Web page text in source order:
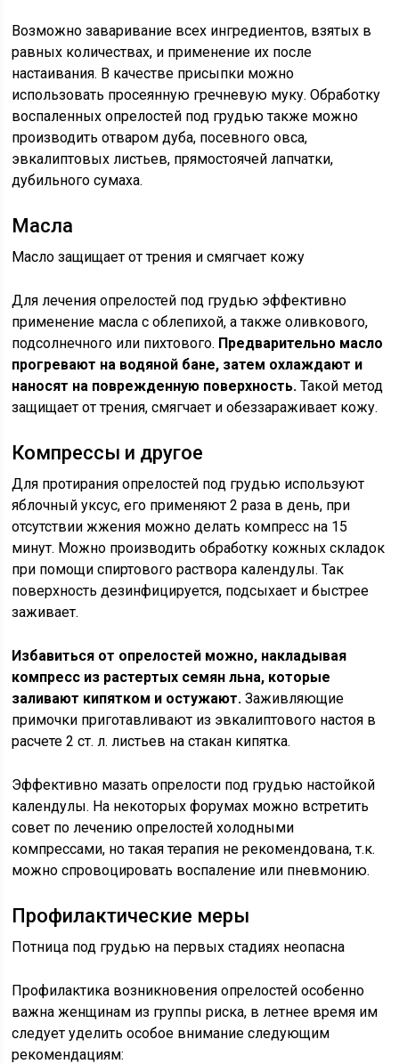
Возможно заваривание всех ингредиентов, взятых в
равных количествах, и применение их после
настаивания. В качестве присыпки можно
использовать просеянную гречневую муку. Обработку
воспаленных опрелостей под грудью также можно
производить отваром дуба, посевного овса,
эвкалиптовых листьев, прямостоячей лапчатки,
дубильного сумаха.
Масла
Масло защищает от трения и смягчает кожу
Для лечения опрелостей под грудью эффективно
применение масла с облепихой, а также оливкового,
подсолнечного или пихтового. Предварительно масло
прогревают на водяной бане, затем охлаждают и
наносят на поврежденную поверхность. Такой метод
защищает от трения, смягчает и обеззараживает кожу.
Компрессы и другое
Для протирания опрелостей под грудью используют
яблочный уксус, его применяют 2 раза в день, при
отсутствии жжения можно делать компресс на 15
минут. Можно производить обработку кожных складок
при помощи спиртового раствора календулы. Так
поверхность дезинфицируется, подсыхает и быстрее
заживает.
Избавиться от опрелостей можно, накладывая
компресс из растертых семян льна, которые
заливают кипятком и остужают. Заживляющие
примочки приготавливают из эвкалиптового настоя в
расчете 2 ст. л. листьев на стакан кипятка.
Эффективно мазать опрелости под грудью настойкой
календулы. На некоторых форумах можно встретить
совет по лечению опрелостей холодными
компрессами, но такая терапия не рекомендована, т.к.
можно спровоцировать воспаление или пневмонию.
Профилактические меры
Потница под грудью на первых стадиях неопасна
Профилактика возникновения опрелостей особенно
важна женщинам из группы риска, в летнее время им
следует уделить особое внимание следующим
рекомендациям: